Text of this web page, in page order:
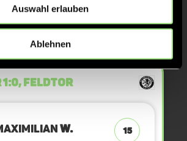
Auswahl erlauben
Ablehnen
ECKE
1:0, FELDTOR
W. 15